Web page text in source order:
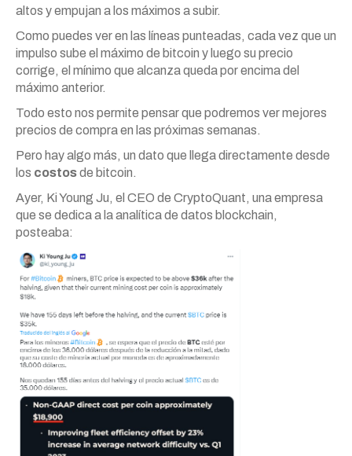
altos y empujan a los máximos a subir.
Como puedes ver en las líneas punteadas, cada vez que un
impulso sube el máximo de bitcoin y luego su precio
corrige, el mínimo que alcanza queda por encima del
máximo anterior.
Todo esto nos permite pensar que podremos ver mejores
precios de compra en las próximas semanas.
Pero hay algo más, un dato que llega directamente desde
los costosde bitcoin.
Ayer, Ki Young Ju, el CEO de CryptoQuant, una empresa
que se dedica a la analítica de datos blockchain,
posteaba: